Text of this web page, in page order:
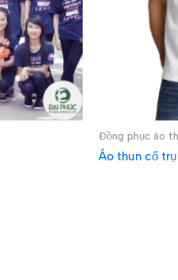
Đồng phục áo
Áo thun cổ trụ